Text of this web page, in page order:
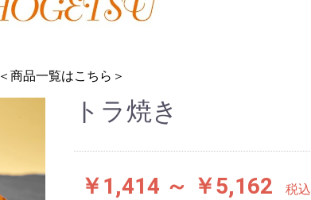
＜商品一覧はこちら＞
トラ焼き
￥1,414 ～ ￥5,162 税込